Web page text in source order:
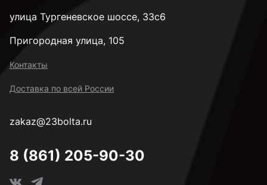
М10
улица Тургеневское шоссе, 33с6
Пригородная улица, 105
Контакты
Доставка по всей России
zakaz@23bolta.ru
8 (861) 205-90-30